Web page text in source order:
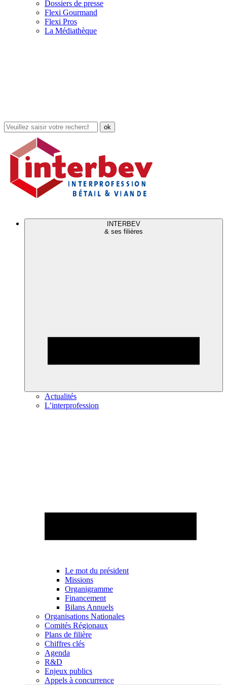
Dossiers de presse
Flexi Gourmand
Flexi Pros
La Médiathèque
Rechercher
dans
site
INTERBEV
& ses filières
Actualités
L’interprofession
Le mot du président
Missions
Organigramme
Financement
Bilans Annuels
Organisations Nationales
Comités Régionaux
Plans de filière
Chiffres clés
Agenda
R&D
Enjeux publics
Appels à concurrence